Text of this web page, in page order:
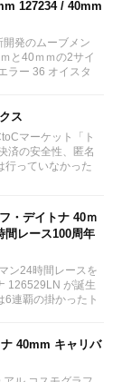
127234 / 40mm
発のムーブメン
と40ｍｍの2サイ
ラー 36 オイスタ
ス
マーケット「ト
済の安全性、匿名
行っていなかった
・デイトナ 40ｍ
間レース100周年
ン24時間レースを
126529LN が誕生
6連覇の掛かったト
40mm キャリバ